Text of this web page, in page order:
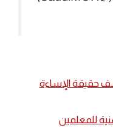
حقيقة الإساءة
للمعلمين